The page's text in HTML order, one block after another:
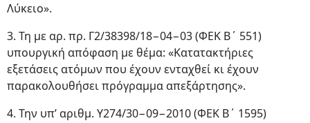
Λύκειο».
3. Τη με αρ. πρ. Γ2/38398/18−04−03 (ΦΕΚ Β΄ 551)
υπουργική απόφαση με θέμα: «Κατατακτήριες
εξετάσεις ατόμων που έχουν ενταχθεί κι έχουν
παρακολουθήσει πρόγραμμα απεξάρτησης».
4. Την υπ’ αριθμ. Υ274/30−09−2010 (ΦΕΚ Β΄ 1595)